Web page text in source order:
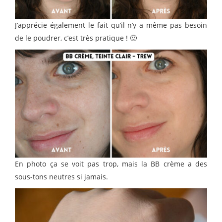
J’apprécie également le fait qu’il n’y a même pas besoin
de le poudrer, c’est très pratique ! 🙂
En photo ça se voit pas trop, mais la BB crème a des
sous-tons neutres si jamais.